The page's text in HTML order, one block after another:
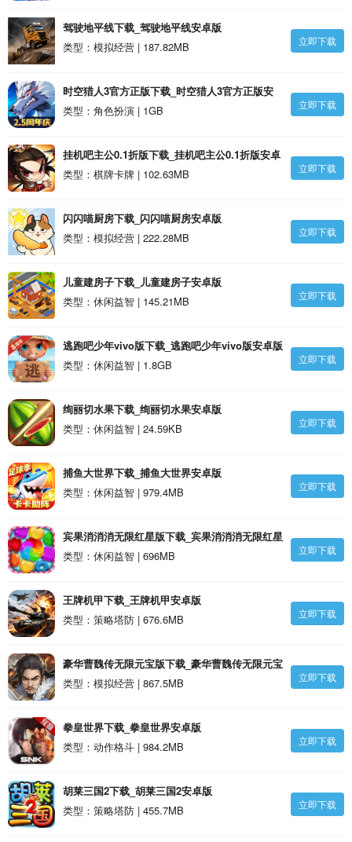
驾驶地平线下载_驾驶地平线安卓版
类型：模拟经营 | 187.82MB
立即下载
时空猎人3官方正版下载_时空猎人3官方正版安
卓版
类型：角色扮演 | 1GB 立即下载
挂机吧主公0.1折版下载_挂机吧主公0.1折版安卓
版
类型：棋牌卡牌 | 102.63MB 立即下载
闪闪喵厨房下载_闪闪喵厨房安卓版
类型：模拟经营 | 222.28MB
立即下载
儿童建房子下载_儿童建房子安卓版
类型：休闲益智 | 145.21MB
立即下载
逃跑吧少年vivo版下载_逃跑吧少年vivo版安卓版
类型：休闲益智 | 1.8GB
立即下载
绚丽切水果下载_绚丽切水果安卓版
类型：休闲益智 | 24.59KB
立即下载
捕鱼大世界下载_捕鱼大世界安卓版
类型：休闲益智 | 979.4MB
立即下载
宾果消消消无限红星版下载_宾果消消消无限红星
版安卓版
类型：休闲益智 | 696MB 立即下载
王牌机甲下载_王牌机甲安卓版
类型：策略塔防 | 676.6MB
立即下载
豪华曹魏传无限元宝版下载_豪华曹魏传无限元宝
版安卓版
类型：模拟经营 | 867.5MB 立即下载
拳皇世界下载_拳皇世界安卓版
类型：动作格斗 | 984.2MB
立即下载
胡莱三国2下载_胡莱三国2安卓版
类型：策略塔防 | 455.7MB
立即下载